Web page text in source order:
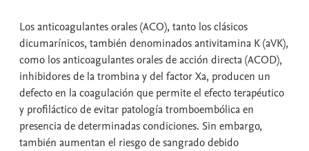
Los anticoagulantes orales (ACO), tanto los clásicos
dicumarínicos, también denominados antivitamina K (aVK),
como los anticoagulantes orales de acción directa (ACOD),
inhibidores de la trombina y del factor Xa, producen un
defecto en la coagulación que permite el efecto terapéutico
y profiláctico de evitar patología tromboembólica en
presencia de determinadas condiciones. Sin embargo,
también aumentan el riesgo de sangrado debido